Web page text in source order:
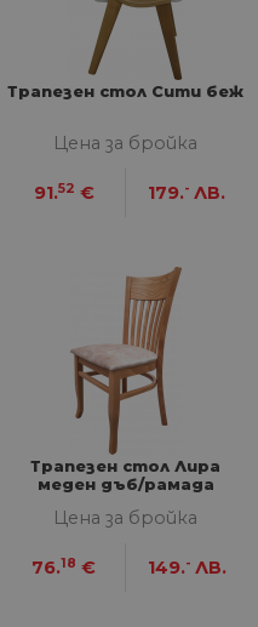
Трапезен стол Сити беж
Цена за бройка
91.52 € 179.- ЛВ.
Трапезен стол Лира
меден дъб/рамада
Цена за бройка
76.18 € 149.- ЛВ.